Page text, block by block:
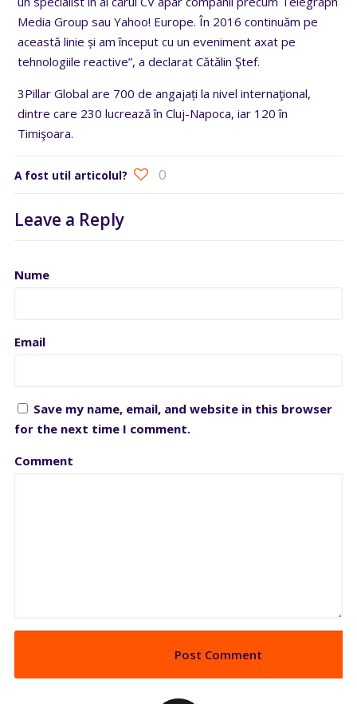
Media Group sau Yahoo! Europe. În 2016 continuăm pe
această linie și am început cu un eveniment axat pe
tehnologiile reactive”, a declarat Cătălin Ştef.
3Pillar Global are 700 de angajați la nivel internaţional,
dintre care 230 lucrează în Cluj-Napoca, iar 120 în
Timişoara.
A fost util articolul? 0
Leave a Reply
Nume
Email
Save my name, email, and website in this browser
for the next time I comment.
Comment